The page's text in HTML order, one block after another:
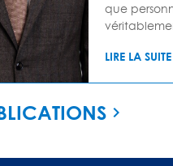
que
LIRE LA SUITE